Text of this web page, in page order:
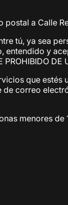
a Calle
tú, ya sea
y
que
correo
menores